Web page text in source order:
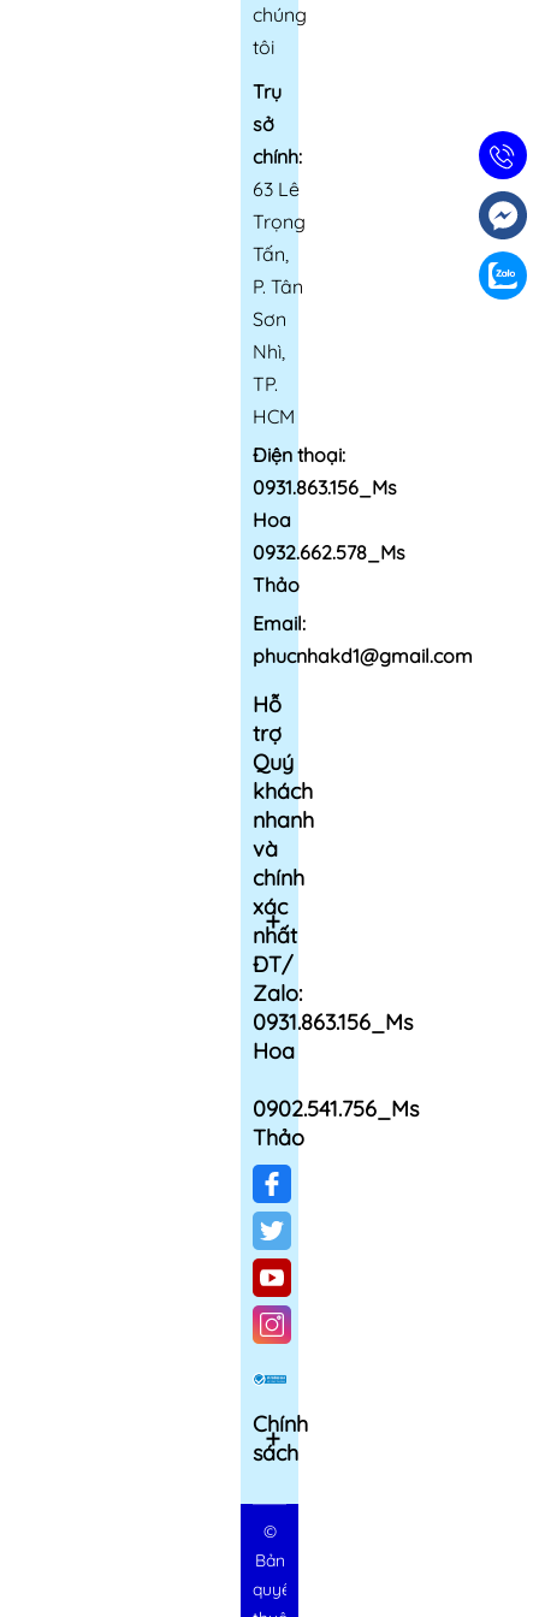
chúng
tôi
Trụ
sở
chính:
63 Lê
Trọng
Tấn,
P. Tân
Sơn
Nhì,
TP.
HCM
Điện thoại:
0931.863.156_Ms
Hoa
0932.662.578_Ms
Thảo
Email:
phucnhakd1@gmail.com
Hỗ
trợ
Quý
khách
nhanh
và
chính
xác
nhất
ĐT/
Zalo:
0931.863.156_Ms
Hoa
0902.541.756_Ms
Thảo
Chính
sách
©
Bản
quyền